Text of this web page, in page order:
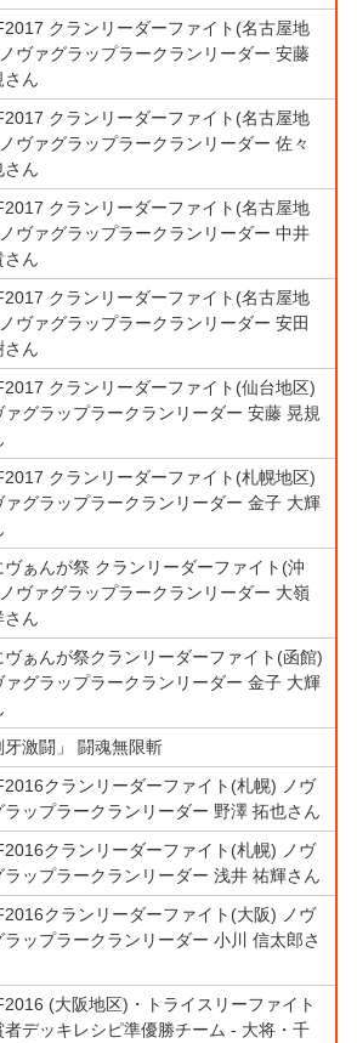
クランリーダーファイト(名古屋地
ヴァグラップラークランリーダー 安藤
さん
クランリーダーファイト(名古屋地
ヴァグラップラークランリーダー 佐々
さん
クランリーダーファイト(名古屋地
ヴァグラップラークランリーダー 中井
さん
クランリーダーファイト(名古屋地
ヴァグラップラークランリーダー 安田
さん
クランリーダーファイト(仙台地区)
ァグラップラークランリーダー 安藤 晃規
クランリーダーファイト(札幌地区)
ァグラップラークランリーダー 金子 大輝
ヴぁんが祭 クランリーダーファイト(沖
ヴァグラップラークランリーダー 大嶺
さん
ヴぁんが祭クランリーダーファイト(函館)
ァグラップラークランリーダー 金子 大輝
牙激闘」 闘魂無限斬
クランリーダーファイト(札幌) ノヴ
ラップラークランリーダー 野澤 拓也さん
クランリーダーファイト(札幌) ノヴ
ラップラークランリーダー 浅井 祐輝さん
クランリーダーファイト(大阪) ノヴ
ラップラークランリーダー 小川 信太郎さ
(大阪地区)・トライスリーファイト
者デッキレシピ準優勝チーム - 大将・千